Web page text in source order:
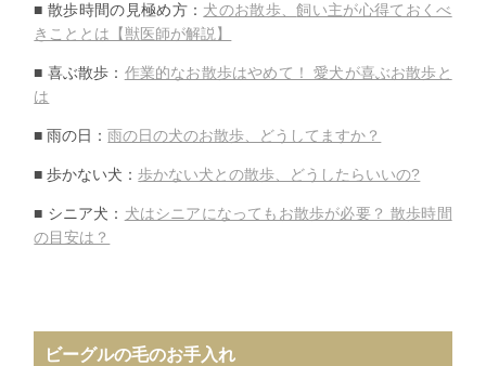
■ 散歩時間の見極め方： 犬のお散歩、飼い主が心得ておくべ
きこととは【獣医師が解説】
■ 喜ぶ散歩： 作業的なお散歩はやめて！ 愛犬が喜ぶお散歩と
は
■ 雨の日：雨の日の犬のお散歩、どうしてますか？
■ 歩かない犬：歩かない犬との散歩、どうしたらいいの?
■ シニア犬： 犬はシニアになってもお散歩が必要？ 散歩時間
の目安は？
ビーグルの毛のお手入れ